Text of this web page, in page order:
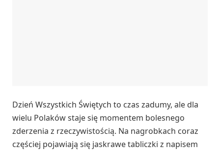
Dzień Wszystkich Świętych to czas zadumy, ale dla
wielu Polaków staje się momentem bolesnego
zderzenia z rzeczywistością. Na nagrobkach coraz
częściej pojawiają się jaskrawe tabliczki z napisem